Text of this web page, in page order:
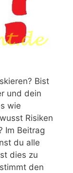
Bist
und dein
wie
Risiken
Im Beitrag
du alle
dies zu
den